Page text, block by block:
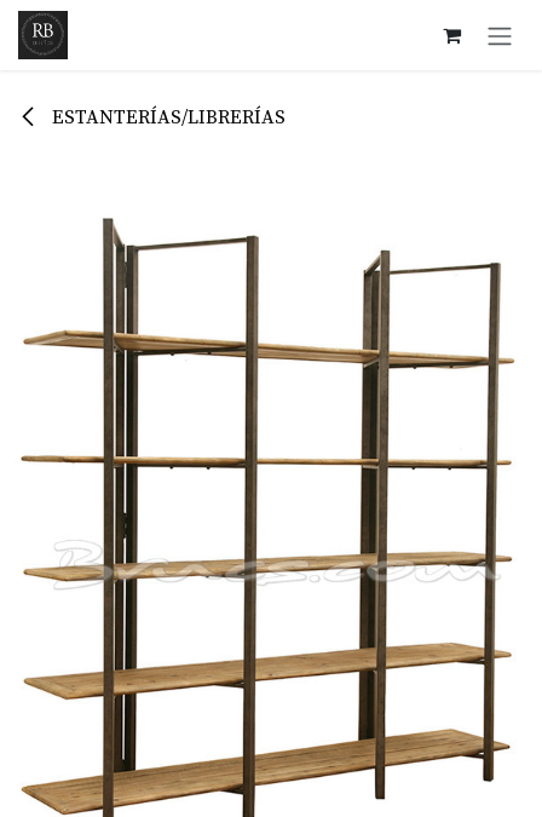
Ir al contenido
ESTANTERÍAS/LIBRERÍAS